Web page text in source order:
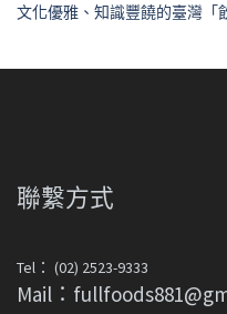
文化優雅、知識豐饒的臺灣「
聯繫方式
Tel： (02) 2523-9333
Mail：